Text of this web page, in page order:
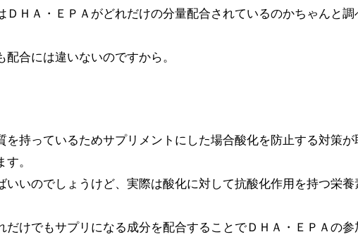
ＤＨＡ・ＥＰＡがどれだけの分量配合されているのかちゃんと調
合には違いないのですから。
持っているためサプリメントにした場合酸化を防止する対策が
。
いのでしょうけど、実際は酸化に対して抗酸化作用を持つ栄養
だけでもサプリになる成分を配合することでＤＨＡ・ＥＰＡの参